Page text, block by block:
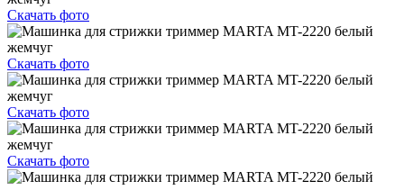
Скачать фото
Скачать фото
Скачать фото
Скачать фото